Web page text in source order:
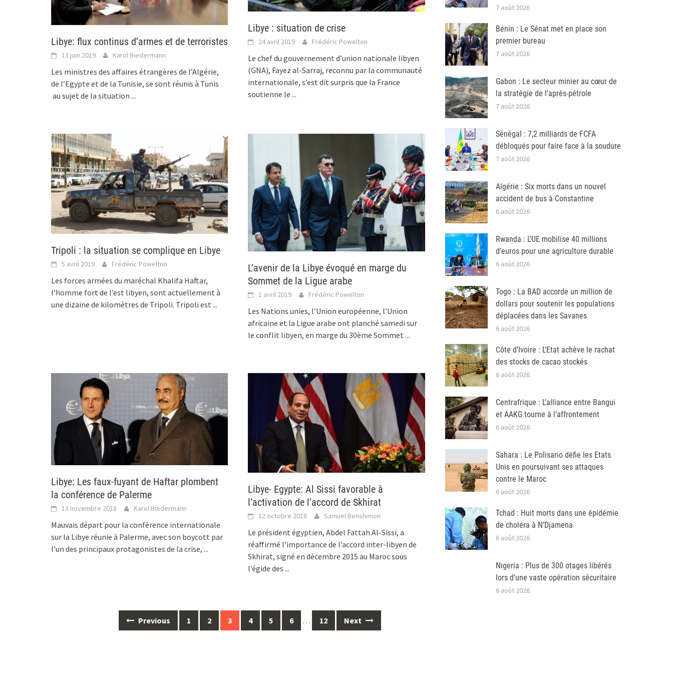
Libye: flux continus d’armes et de terroristes
13 juin 2019 Karol Biedermann
Les ministres des affaires étrangères de l’Algérie,
de l’Egypte et de la Tunisie, se sont réunis à Tunis
au sujet de la situation ...
Libye : situation de crise
24 avril 2019 Frédéric Powelton
Le chef du gouvernement d’union nationale libyen
(GNA), Fayez al-Sarraj, reconnu par la communauté
internationale, s’est dit surpris que la France
soutienne le...
Tripoli : la situation se complique en Libye
5 avril 2019 Frédéric Powelton
Les forces armées du maréchal Khalifa Haftar,
l’homme fort de l’est libyen, sont actuellement à
une dizaine de kilomètres de Tripoli. Tripoli est ...
L’avenir de la Libye évoqué en marge du
Sommet de la Ligue arabe
1 avril 2019 Frédéric Powelton
Les Nations unies, l’Union européenne, l’Union
africaine et la Ligue arabe ont planché samedi sur
le conflit libyen, en marge du 30ème Sommet...
Libye: Les faux-fuyant de Haftar plombent
la conférence de Palerme
13 novembre 2018 Karol Biedermann
Mauvais départ pour la conférence internationale
sur la Libye réunie à Palerme, avec son boycott par
l’un des principaux protagonistes de la crise, ...
Libye- Egypte: Al Sissi favorable à
l’activation de l’accord de Skhirat
12 octobre 2018 Samuel Benshimon
Le président égyptien, Abdel Fattah Al-Sissi, a
réaffirmé l’importance de l’accord inter-libyen de
Skhirat, signé en décembre 2015 au Maroc sous
l’égide des...
Previous 1 2 3 4 5 6 … 12 Next
7 août 2026
Bénin : Le Sénat met en place son
premier bureau
7 août 2026
Gabon : Le secteur minier au cœur de
la stratégie de l’après-pétrole
7 août 2026
Sénégal : 7,2 milliards de FCFA
débloqués pour faire face à la soudure
7 août 2026
Algérie : Six morts dans un nouvel
accident de bus à Constantine
6 août 2026
Rwanda : L’UE mobilise 40 millions
d’euros pour une agriculture durable
6 août 2026
Togo : La BAD accorde un million de
dollars pour soutenir les populations
déplacées dans les Savanes
6 août 2026
Côte d’Ivoire : L’Etat achève le rachat
des stocks de cacao stockés
6 août 2026
Centrafrique : L’alliance entre Bangui
et AAKG tourne à l’affrontement
6 août 2026
Sahara : Le Polisario défie les Etats
Unis en poursuivant ses attaques
contre le Maroc
6 août 2026
Tchad : Huit morts dans une épidémie
de choléra à N’Djamena
6 août 2026
Nigeria : Plus de 300 otages libérés
lors d’une vaste opération sécuritaire
6 août 2026